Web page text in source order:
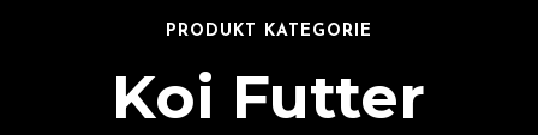
PRODUKT KATEGORIE
Koi Futter